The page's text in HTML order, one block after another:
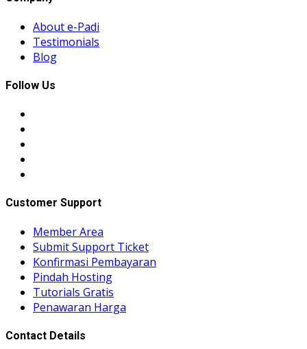
About e-Padi
Testimonials
Blog
Follow Us
Customer Support
Member Area
Submit Support Ticket
Konfirmasi Pembayaran
Pindah Hosting
Tutorials Gratis
Penawaran Harga
Contact Details